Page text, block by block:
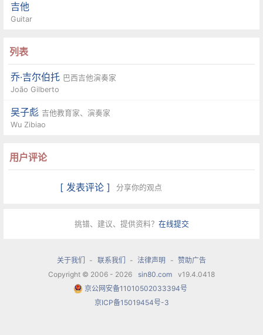
吉他
Guitar
列表
乔·吉尔伯托 巴西吉他演奏家
João Gilberto
吴子彪 吉他教育家、演奏家
Wu Zibiao
用户评论
[ 发表评论 ] 分享你的观点
挑错、建议、提供资料？ 在线提交
关于我们 - 联系我们 - 法律声明 - 赞助广告
Copyright © 2006 - 2026
sin80.com
v19.4.0418
京公网安备11010502033394号
京ICP备15019454号-3